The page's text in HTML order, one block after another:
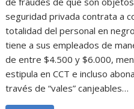
seguridad privada contrata a
totalidad del personal en
tiene a sus empleados de
de entre $4.500 y $6.000,
estipula en CCT e incluso
través de “vales” canjeables…